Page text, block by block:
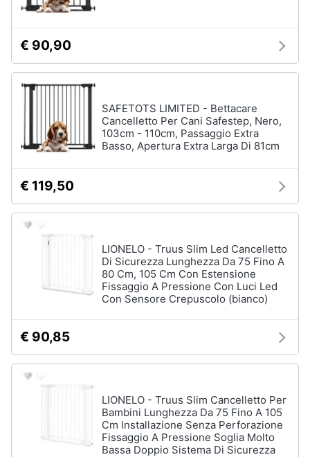
€ 90,90
SAFETOTS LIMITED - Bettacare
Cancelletto Per Cani Safestep, Nero,
103cm - 110cm, Passaggio Extra
Basso, Apertura Extra Larga Di 81cm
€ 119,50
LIONELO - Truus Slim Led Cancelletto
Di Sicurezza Lunghezza Da 75 Fino A
80 Cm, 105 Cm Con Estensione
Fissaggio A Pressione Con Luci Led
Con Sensore Crepuscolo (bianco)
€ 90,85
LIONELO - Truus Slim Cancelletto Per
Bambini Lunghezza Da 75 Fino A 105
Cm Installazione Senza Perforazione
Fissaggio A Pressione Soglia Molto
Bassa Doppio Sistema Di Sicurezza